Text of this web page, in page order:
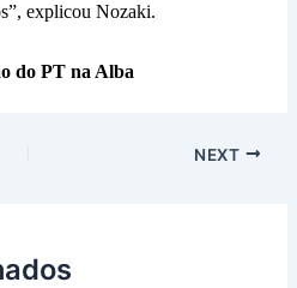
explicou Nozaki.
do PT na Alba
NEXT